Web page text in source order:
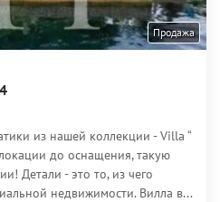
Продажа
4
из нашей коллекции - Villa “
до оснащения, такую
Детали - это то, из чего
недвижимости. Вилла в​...